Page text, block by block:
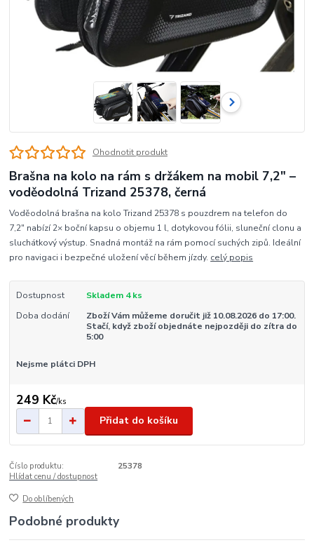
Ohodnotit produkt
Brašna na kolo na rám s držákem na mobil 7,2" –
voděodolná Trizand 25378, černá
Voděodolná brašna na kolo Trizand 25378 s pouzdrem na telefon do
7,2" nabízí 2× boční kapsu o objemu 1 l, dotykovou fólii, sluneční clonu a
sluchátkový výstup. Snadná montáž na rám pomocí suchých zipů. Ideální
pro navigaci i bezpečné uložení věcí během jízdy. celý popis
Dostupnost
Skladem 4 ks
Doba dodání
Zboží Vám můžeme doručit již 10.08.2026 do 17:00.
Stačí, když zboží objednáte nejpozději do zítra do
5:00
Nejsme plátci DPH
249 Kč/ks
Přidat do košíku
Číslo produktu:
25378
Hlídat cenu / dostupnost
Do oblíbených
Podobné produkty